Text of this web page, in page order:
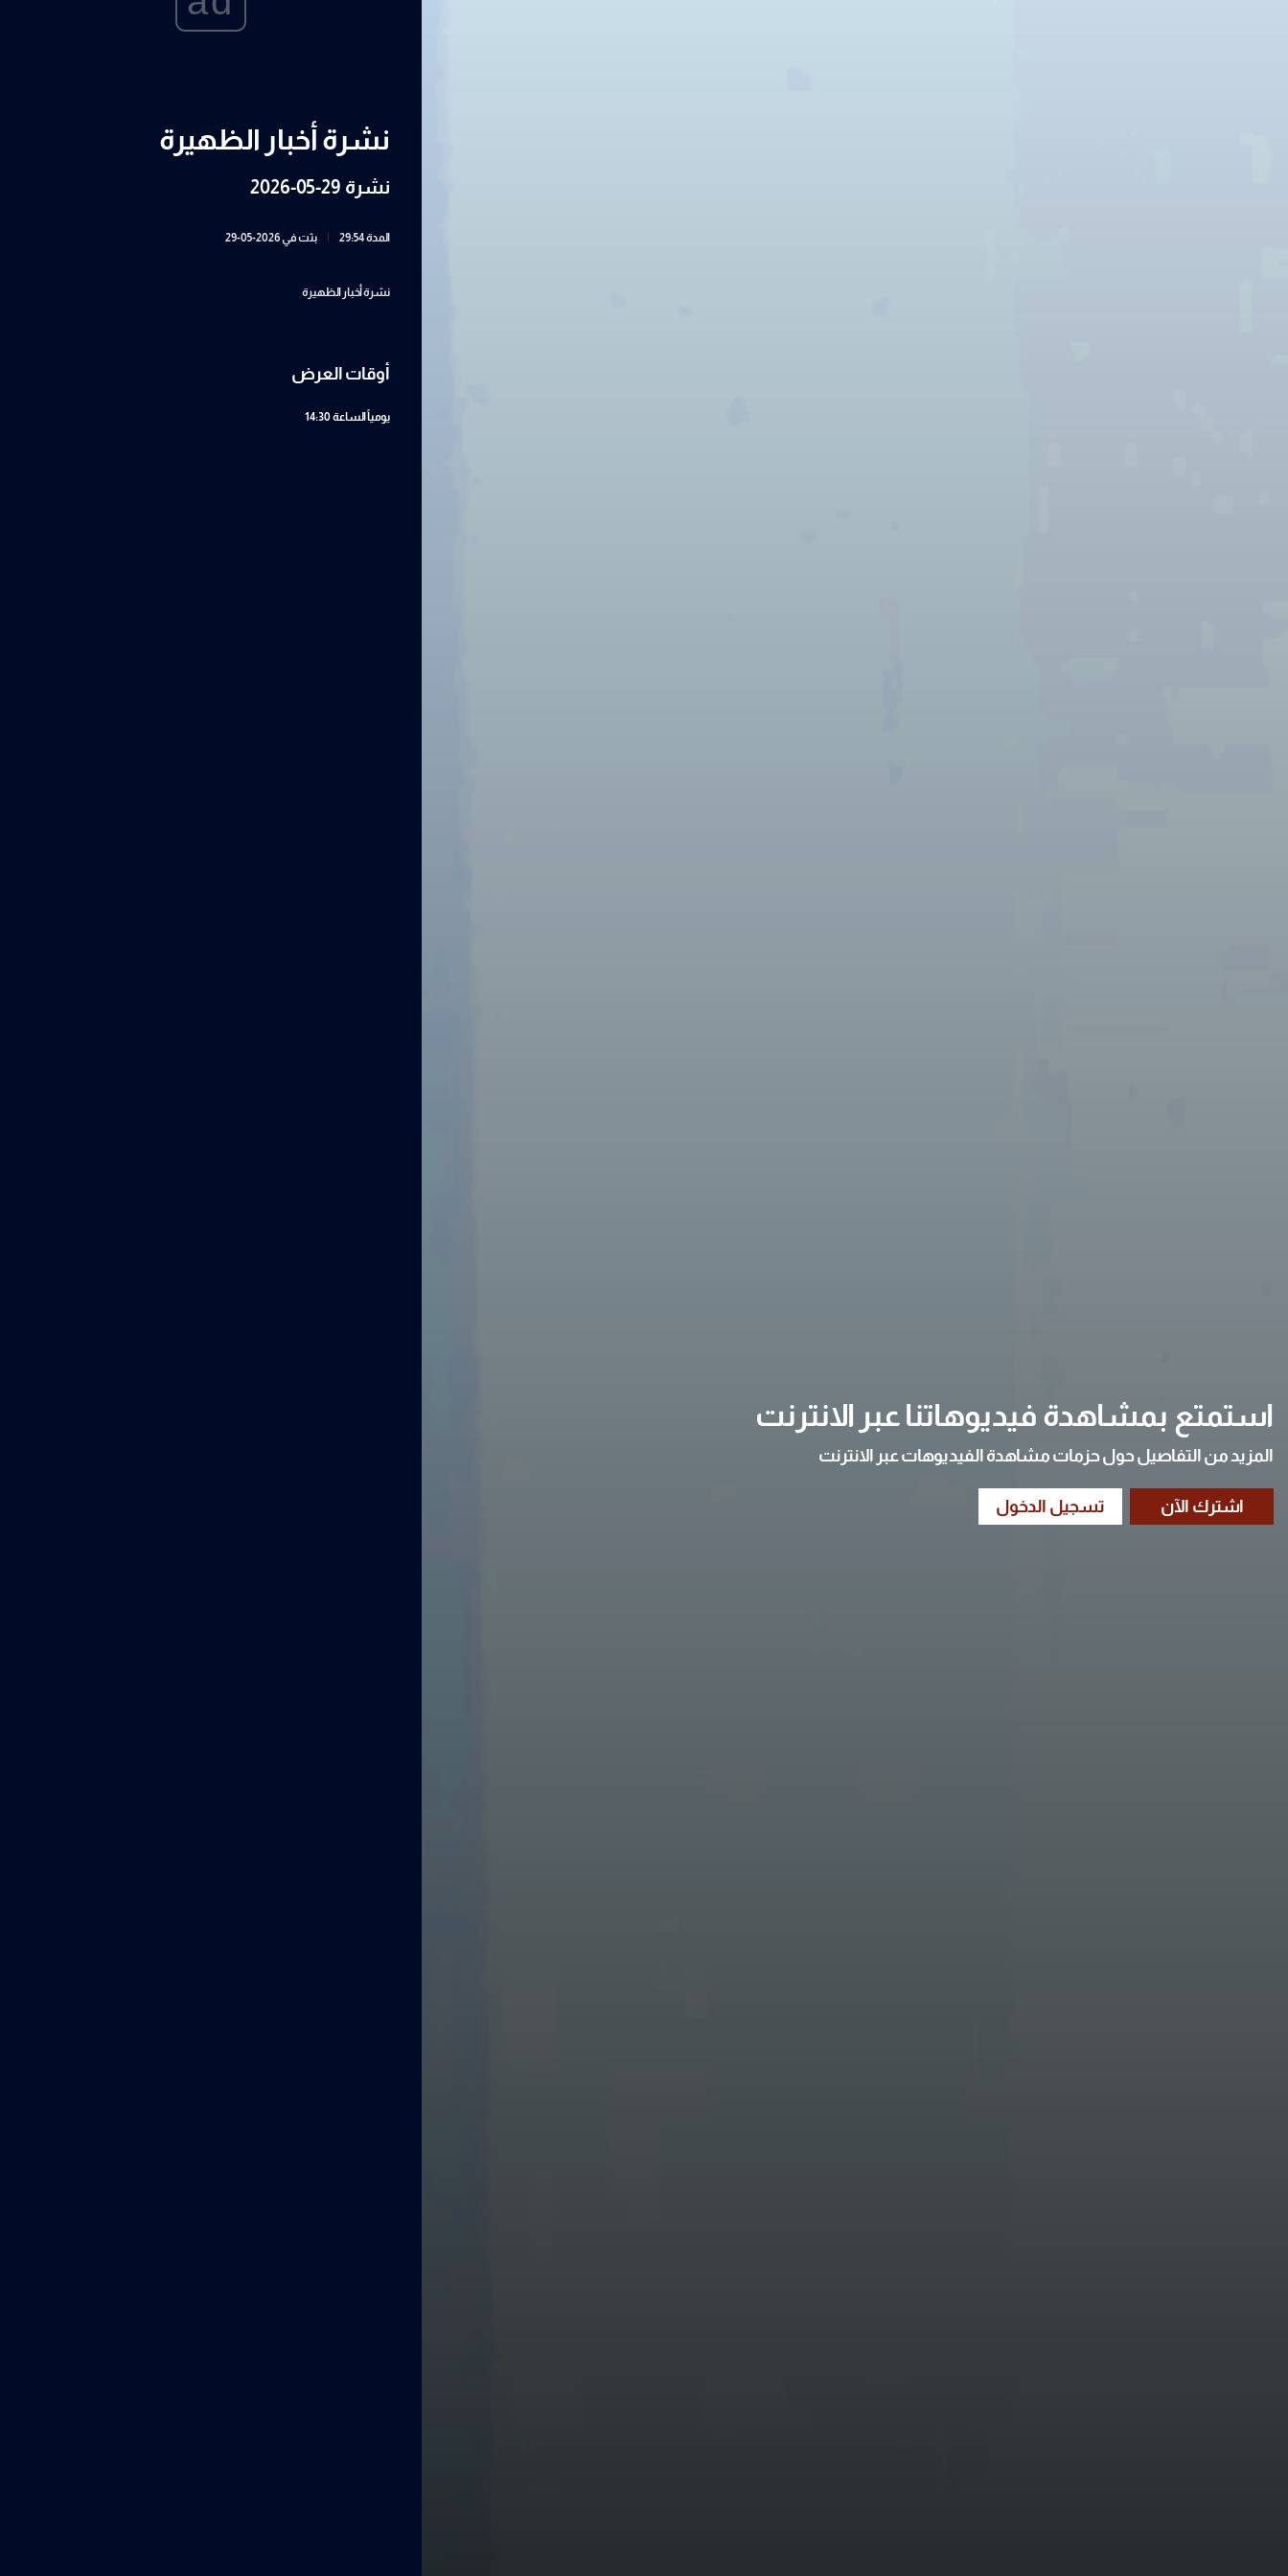
استمتع بمشاهدة فيديوهاتنا عبر الانترنت
المزيد من التفاصيل حول حزمات مشاهدة الفيديوهات عبر الانترنت
نشرة أخبار الظهيرة
نشرة 29-05-2026
المدة 29:54 بثت في 2026-05-29
نشرة أخبار الظهيرة
أوقات العرض
يومياًالساعة 14:30